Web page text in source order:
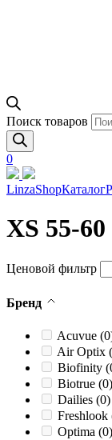
Поиск товаров
0
LinzaShopКаталог
XS 55-
Ценовой фильтр
Бренд
Acuvue
Air Optix
Biofinity
Biotrue (0)
Dailies (0)
Freshlook
Optima (0)